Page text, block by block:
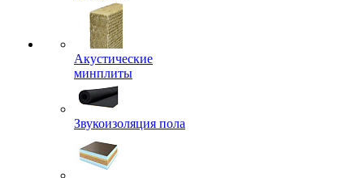
Акустические
минплиты
Звукоизоляция пола